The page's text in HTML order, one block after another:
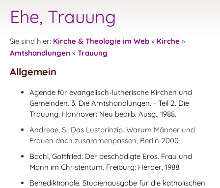
Ehe, Trauung
Sie sind hier: Kirche & Theologie im Web » Kirche »
Amtshandlungen » Trauung
Allgemein
Agende für evangelisch-lutherische Kirchen und
Gemeinden. 3. Die Amtshandlungen. - Teil 2. Die
Trauung. Hannover: Neu bearb. Ausg., 1988.
Andreae, S., Das Lustprinzip. Warum Männer und
Frauen doch zusammenpassen, Berlin 2000
Bachl, Gottfried: Der beschädigte Eros. Frau und
Mann im Christentum. Freiburg: Herder, 1988.
Benediktionale. Studienausgabe für die katholischen